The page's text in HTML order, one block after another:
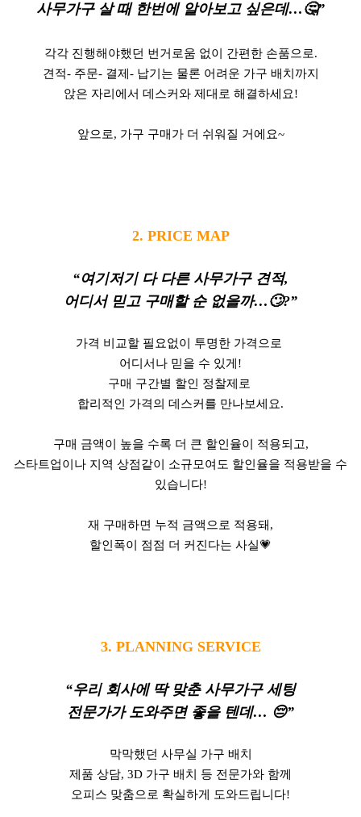
사무가구 살 때 한번에 알아보고 싶은데… 🤔”
각각 진행해야했던 번거로움 없이 간편한 손품으로.
견적- 주문- 결제- 납기는 물론 어려운 가구 배치까지
앉은 자리에서 데스커와 제대로 해결하세요!
앞으로, 가구 구매가 더 쉬워질 거에요~
2. PRICE MAP
“여기저기 다 다른 사무가구 견적,
어디서 믿고 구매할 순 없을까… 🙄?”
가격 비교할 필요없이 투명한 가격으로
어디서나 믿을 수 있게!
구매 구간별 할인 정찰제로
합리적인 가격의 데스커를 만나보세요.
구매 금액이 높을 수록 더 큰 할인율이 적용되고,
스타트업이나 지역 상점같이 소규모여도 할인율을 적용받을 수
있습니다!
재 구매하면 누적 금액으로 적용돼,
할인폭이 점점 더 커진다는 사실💗
3. PLANNING SERVICE
“우리 회사에 딱 맞춘 사무가구 세팅
전문가가 도와주면 좋을 텐데… 😔”
막막했던 사무실 가구 배치
제품 상담, 3D 가구 배치 등 전문가와 함께
오피스 맞춤으로 확실하게 도와드립니다!